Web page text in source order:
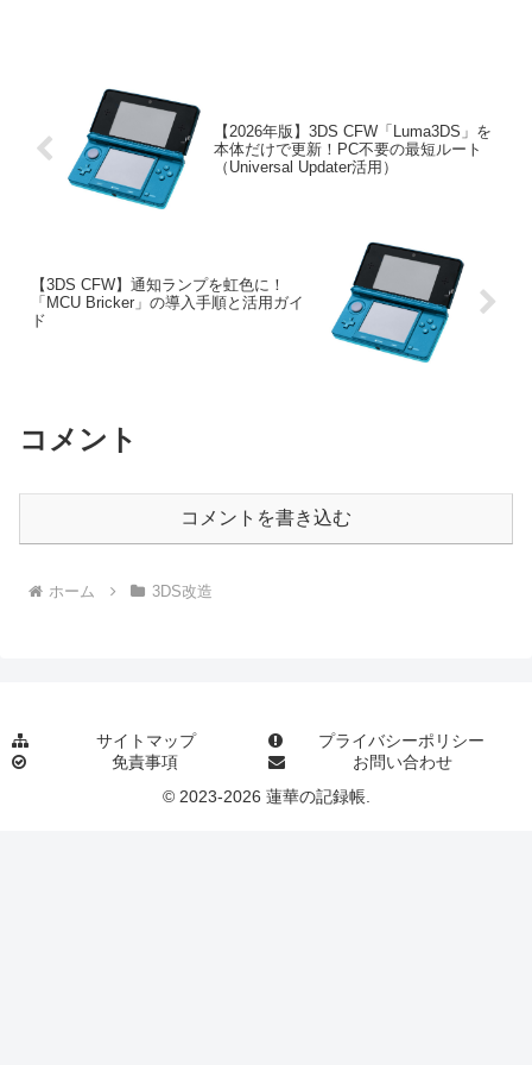
【2026年版】3DS CFW「Luma3DS」を
本体だけで更新！PC不要の最短ルート
（Universal Updater活用）
【3DS CFW】通知ランプを虹色に！
「MCU Bricker」の導入手順と活用ガイ
ド
コメント
コメントを書き込む
ホーム 3DS改造
サイトマップ
プライバシーポリシー
免責事項
お問い合わせ
© 2023-2026 蓮華の記録帳.